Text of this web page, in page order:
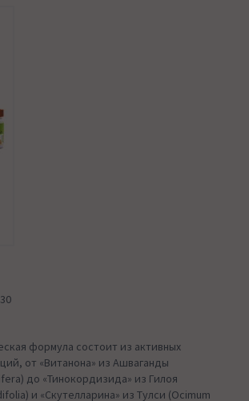
формула состоит из активных
от «Витанона» из Ашваганды
до «Тинокордизида» из Гилоя
и «Скутелларина» из Тулси (Ocimum